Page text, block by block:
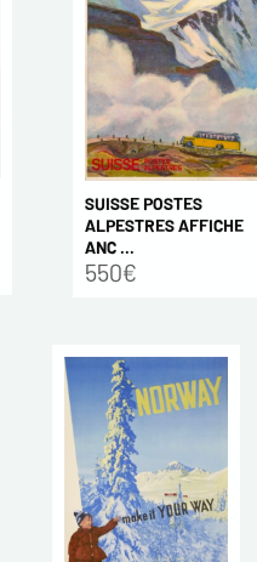
SUISSE POSTES
ALPESTRES AFFICHE
ANC ...
550€